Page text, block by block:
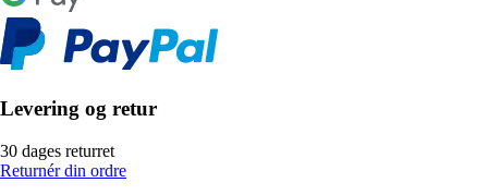
Levering og retur
30 dages returret
Returnér din ordre